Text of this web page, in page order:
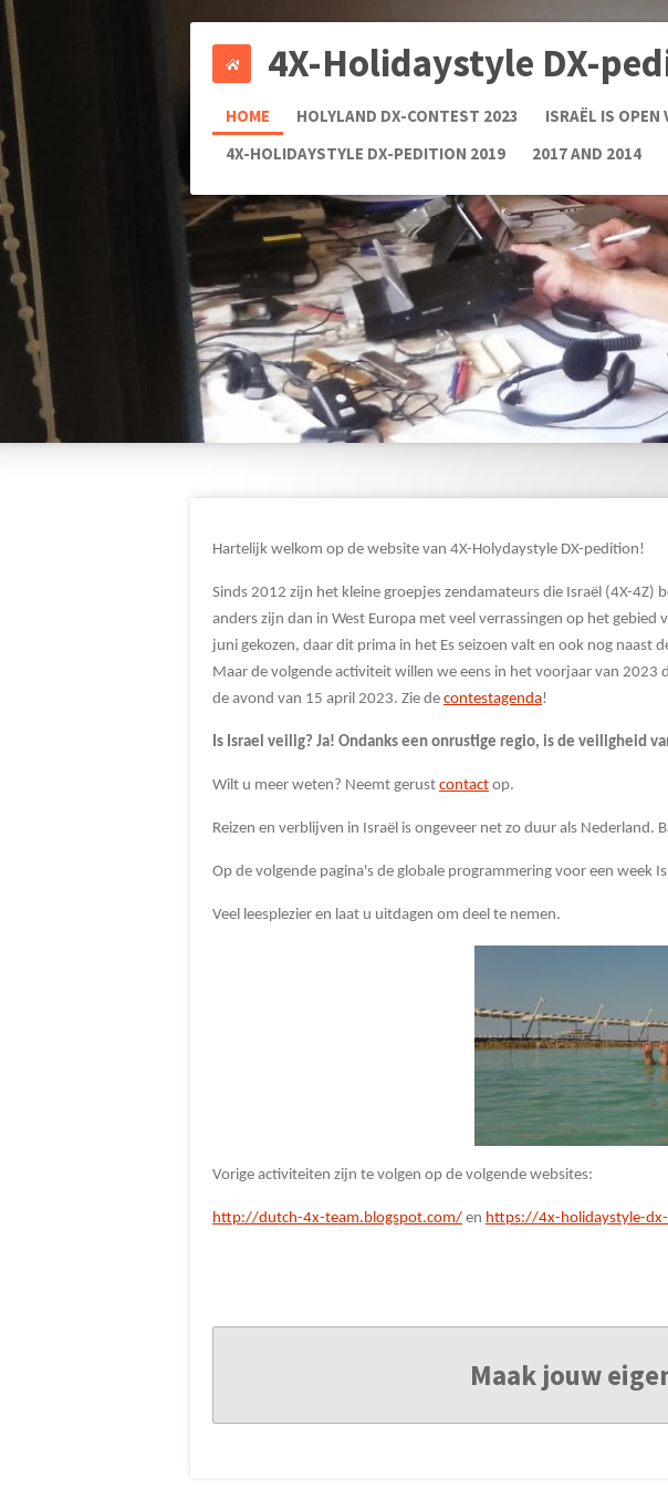
Ga
direct
naar
de
hoofdinhoud
4X-Holidaystyle DX-
HOME HOLYLAND DX-CONTEST 2023
ISRAËL IS OPEN
4X-HOLIDAYSTYLE DX-PEDITION 2019
2017 AND 2014
Hartelijk welkom op de website van 4X-Holydaystyle DX-pedition!
Sinds 2012 zijn het kleine groepjes zendamateurs die Israël (4X-
anders zijn dan in West Europa met veel verrassingen op het
juni gekozen, daar dit prima in het Es seizoen valt en ook nog naast
Maar de volgende activiteit willen we eens in het voorjaar van 2023
de avond van 15 april 2023. Zie de contestagenda!
Is Israel veilig? Ja! Ondanks een onrustige regio, is de veiligheid
Wilt u meer weten? Neemt gerust contact op.
Reizen en verblijven in Israël is ongeveer net zo duur als Nederland.
Op de volgende pagina's de globale programmering voor een week
Veel leesplezier en laat u uitdagen om deel te nemen.
Vorige activiteiten zijn te volgen op de volgende websites:
http://dutch-4x-team.blogspot.com/ en https://4x-holidaystyle-
Maak jouw